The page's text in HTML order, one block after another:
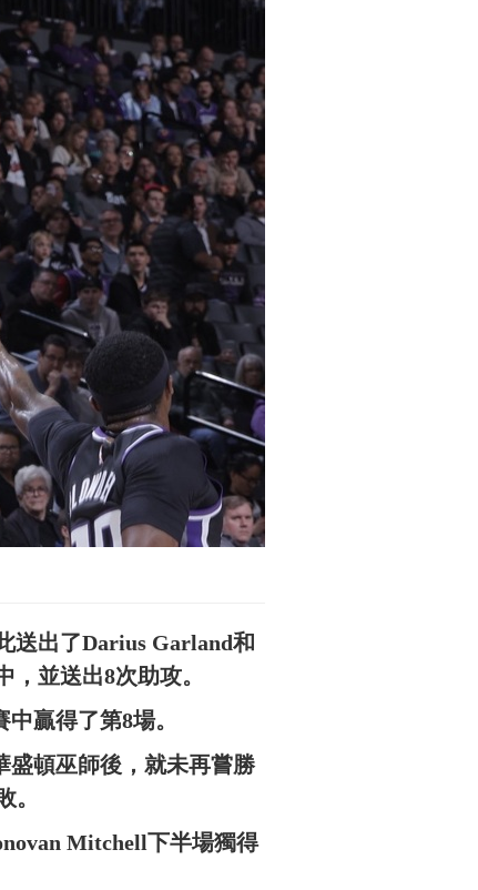
送出了Darius Garland和
，並送出8次助攻。
贏得了第8場。
盛頓巫師後，就未再嘗勝
。
Mitchell下半場獨得